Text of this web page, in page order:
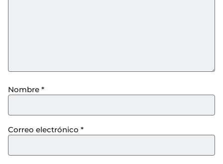
Nombre *
Correo electrónico *